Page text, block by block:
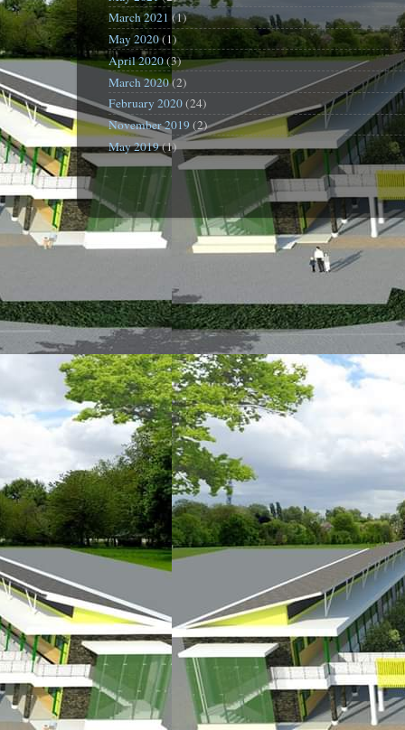
March 2021 (1)
May 2020(1)
April 2020(3)
March 2020(2)
February 2020(24)
November 2019(2)
May 2019(1)